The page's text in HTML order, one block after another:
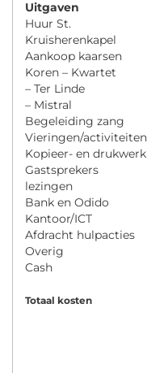
Uitgaven
Huur St.
Kruisherenkapel
Aankoop kaarsen
Koren – Kwartet
– Ter Linde
– Mistral
Begeleiding zang
Vieringen/activiteiten
Kopieer- en drukwerk
Gastsprekers
lezingen
Bank en Odido
Kantoor/ICT
Afdracht hulpacties
Overig
Cash
Totaal kosten